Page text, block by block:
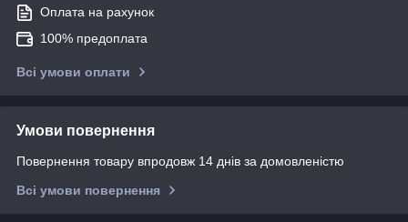
Оплата на рахунок
100% предоплата
Всі умови оплати
Умови повернення
Повернення товару впродовж 14 днів за домовленістю
Всі умови повернення